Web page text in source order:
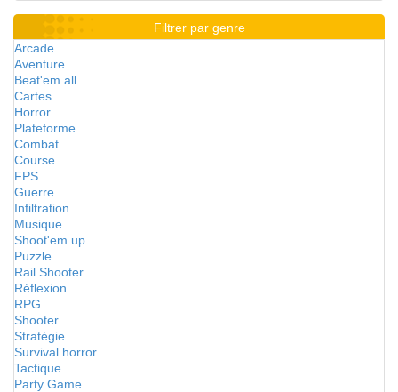
Filtrer par genre
Arcade
Aventure
Beat'em all
Cartes
Horror
Plateforme
Combat
Course
FPS
Guerre
Infiltration
Musique
Shoot'em up
Puzzle
Rail Shooter
Réflexion
RPG
Shooter
Stratégie
Survival horror
Tactique
Party Game